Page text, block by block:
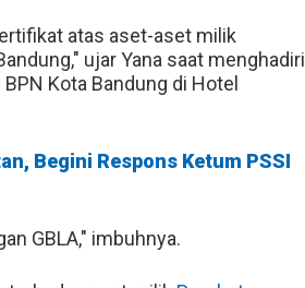
atas aset-aset milik
ujar Yana saat menghadiri
Kota Bandung di Hotel
Begini Respons Ketum PSSI
GBLA," imbuhnya.